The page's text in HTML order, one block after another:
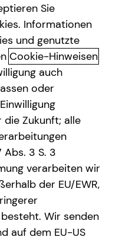
in
beschäftigt,
Zukunft und genau
die sich an
aktuellen
oder Absicherung
klare Strategie, die
an dein Leben
Sie
Informationen
und genutzte
Cookie-Hinweisen
auch
oder
Zukunft; alle
3 S. 3
verarbeiten wir
der EU/EWR,
Wir senden
auf dem EU-US